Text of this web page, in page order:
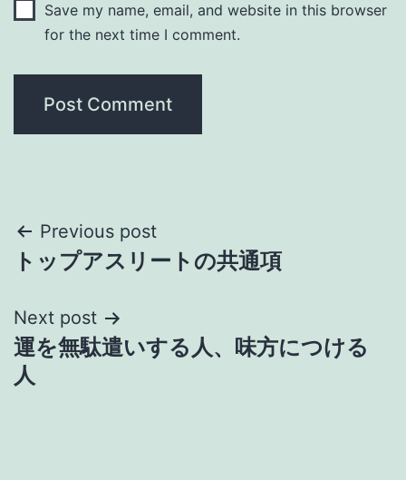
Save my name, email, and website in this browser
for the next time I comment.
Post
navigation
Previous post
トップアスリートの共通項
Next post
運を無駄遣いする人、味方につける
人